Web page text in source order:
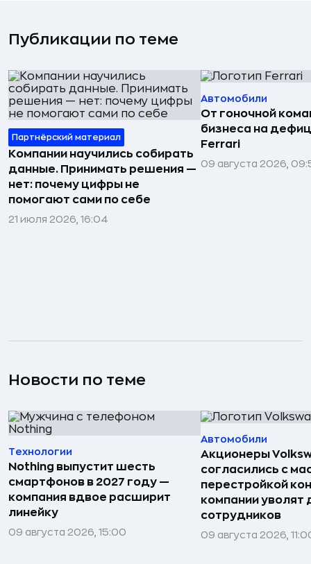
Публикации по теме
Партнёрский материал
Компании научились собирать
данные. Принимать решения —
нет: почему цифры не
помогают сами по себе
21 июля 2026, 16:04
Автомобили
От гоночной
бизнеса на
Ferrari
09 августа 2026,
Новости по теме
Технологии
Nothing выпустит шесть
смартфонов в 2027 году —
компания вдвое расширит
линейку
09 августа 2026, 15:00
Автомобили
Акционеры
согласились с
перестройкой
компании уволят
сотрудников
09 августа 2026,